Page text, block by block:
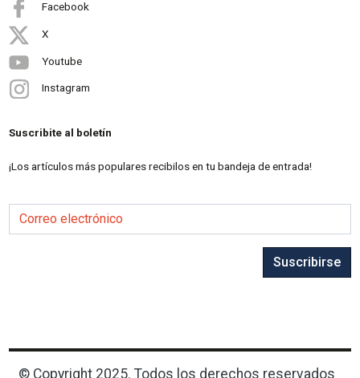
Facebook
X
Youtube
Instagram
Suscribite al boletín
¡Los artículos más populares recibilos en tu bandeja de entrada!
Correo electrónico
Suscribirse
© Copyright 2025. Todos los derechos reservados